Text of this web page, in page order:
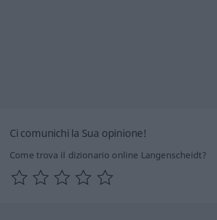
Ci comunichi la Sua opinione!
Come trova il dizionario online Langenscheidt?